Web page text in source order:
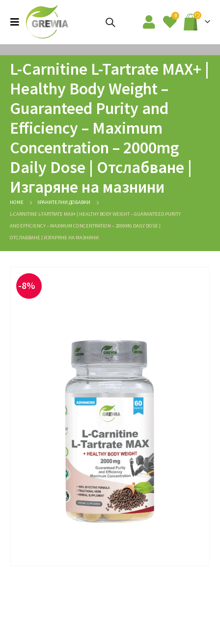
0
L-Carnitine L-Tartrate МАХ+ |
Healthy Body Weight –
Guaranteed Purity and
Efficiency – Maximum
Concentration – 2000mg
Daily Dose | Отслабване |
Изгаряне на мазнини
HOME
ХРАНИТЕЛНИ ДОБАВКИ
L-CARNITINE L-TARTRATE МАХ+ | HEALTHY BODY WEIGHT – GUARANTEED PURITY
AND EFFICIENCY – MAXIMUM CONCENTRATION – 2000MG DAILY DOSE |
ОТСЛАБВАНЕ | ИЗГАРЯНЕ НА МАЗНИНИ
-8%